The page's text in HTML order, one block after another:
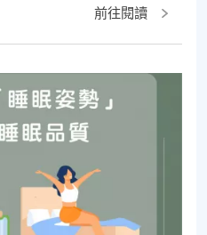
前往閱讀